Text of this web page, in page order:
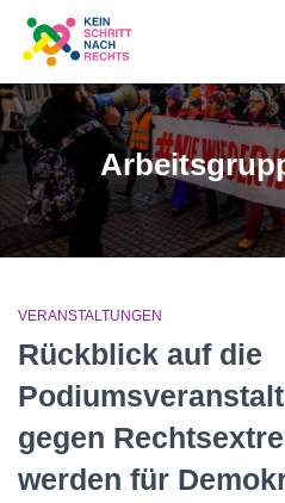
VERANSTALTUNGEN
Rückblick auf die
gegen
werden für